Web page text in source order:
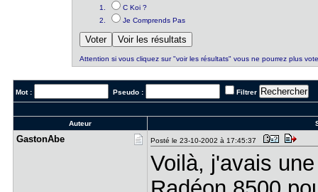
C Koi ?
Je Comprends Pas
Attention si vous cliquez sur "voir les résultats" vous ne pourrez plus
Mot : Pseudo : Filtrer
Auteur
GastonAbe Posté le 23-10-2002 à 17:45:37
Voilà, j'avais